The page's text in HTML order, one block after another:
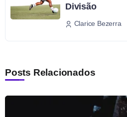
Divisão
Clarice Bezerra
Posts Relacionados